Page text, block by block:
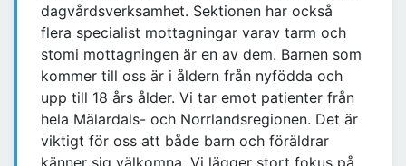
dagvårdsverksamhet. Sektionen har också
flera specialist mottagningar varav tarm och
stomi mottagningen är en av dem. Barnen som
kommer till oss är i åldern från nyfödda och
upp till 18 års ålder. Vi tar emot patienter från
hela Mälardals- och Norrlandsregionen. Det är
viktigt för oss att både barn och föräldrar